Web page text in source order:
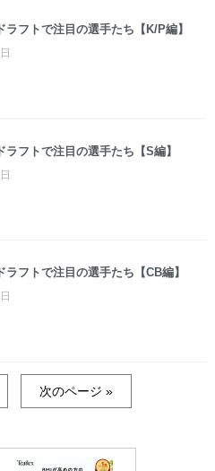
ラフトで注目の選手たち【K/P編】
ラフトで注目の選手たち【S編】
ラフトで注目の選手たち【CB編】
次のページ »